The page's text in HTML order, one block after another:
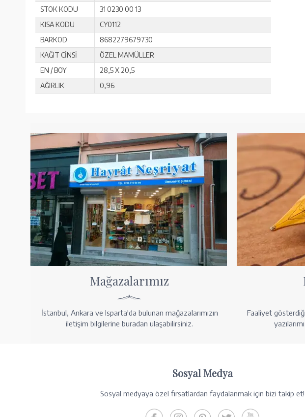
STOK KODU
31 0230 00 13
KISA KODU
CY0112
BARKOD
8682279679730
KAĞIT CİNSİ
ÖZEL MAMÜLLER
EN / BOY
28,5 X 20,5
AĞIRLIK
0,96
Mağazalarımız
İstanbul, Ankara ve Isparta'da bulunan mağazalarımızın
iletişim bilgilerine buradan ulaşabilirsiniz.
Faaliyet
Sosyal Medya
Sosyal medyaya özel fırsatlardan faydalanmak için bizi takip et!